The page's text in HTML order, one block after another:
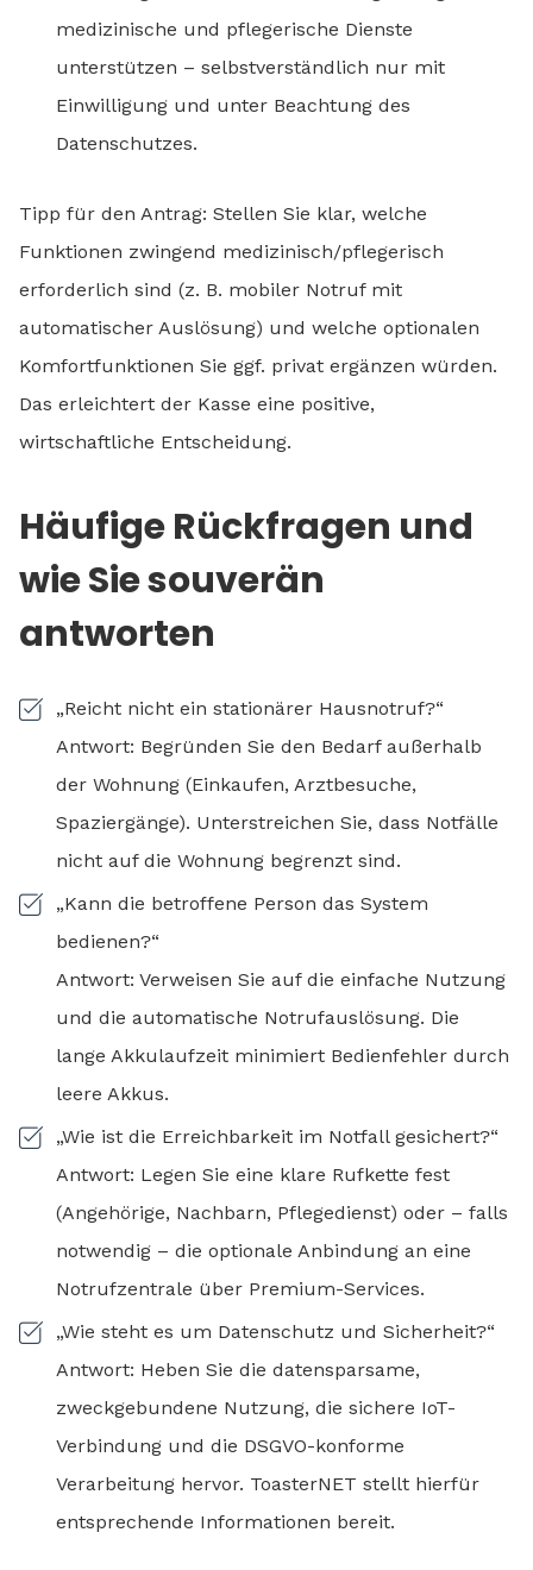
medizinische und pflegerische Dienste
unterstützen – selbstverständlich nur mit
Einwilligung und unter Beachtung des
Datenschutzes.
Tipp für den Antrag: Stellen Sie klar, welche
Funktionen zwingend medizinisch/pflegerisch
erforderlich sind (z. B. mobiler Notruf mit
automatischer Auslösung) und welche optionalen
Komfortfunktionen Sie ggf. privat ergänzen würden.
Das erleichtert der Kasse eine positive,
wirtschaftliche Entscheidung.
Häufige Rückfragen und
wie Sie souverän
antworten
„Reicht nicht ein stationärer Hausnotruf?“
Antwort: Begründen Sie den Bedarf außerhalb
der Wohnung (Einkaufen, Arztbesuche,
Spaziergänge). Unterstreichen Sie, dass Notfälle
nicht auf die Wohnung begrenzt sind.
„Kann die betroffene Person das System
bedienen?“
Antwort: Verweisen Sie auf die einfache Nutzung
und die automatische Notrufauslösung. Die
lange Akkulaufzeit minimiert Bedienfehler durch
leere Akkus.
„Wie ist die Erreichbarkeit im Notfall gesichert?“
Antwort: Legen Sie eine klare Rufkette fest
(Angehörige, Nachbarn, Pflegedienst) oder – falls
notwendig – die optionale Anbindung an eine
Notrufzentrale über Premium-Services.
„Wie steht es um Datenschutz und Sicherheit?“
Antwort: Heben Sie die datensparsame,
zweckgebundene Nutzung, die sichere IoT-
Verbindung und die DSGVO-konforme
Verarbeitung hervor. ToasterNET stellt hierfür
entsprechende Informationen bereit.